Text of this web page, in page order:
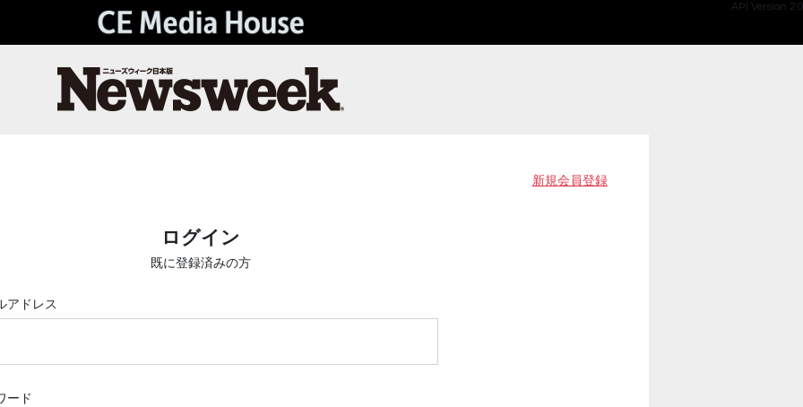
API Version 2.0
新規会員登録
ログイン
既に登録済みの方
アドレス
ード